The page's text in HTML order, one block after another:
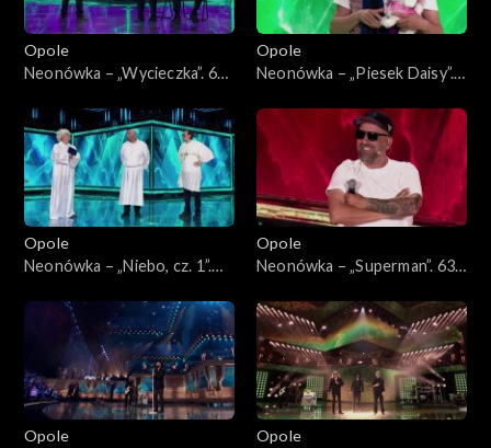
Opole
Neonówka – „Wycieczka”. 63.
Nówka
Opole
Neonówka – „Piesek Daisy”.
Neo-Nówka
Opole
Neonówka – „Niebo, cz. 1”.
Neo-Nówka
Opole
Neonówka – „Superman”. 63.
Nówka
Opole
Opole